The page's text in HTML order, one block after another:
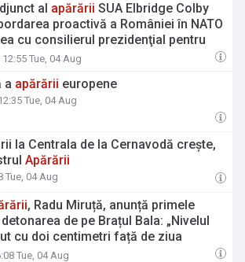
al apărării SUA Elbridge Colby
proactivă a României în NATO
cu consilierul prezidenţial pentru
Marius Lazurca
12:55 Tue, 04 Aug
a apărării europene
Tue, 04 Aug
la Centrala de la Cernavodă crește,
Apărării
Tue, 04 Aug
, Radu Miruță, anunță primele
de pe Brațul Bala: „Nivelul
cu doi centimetri față de ziua
Tue, 04 Aug